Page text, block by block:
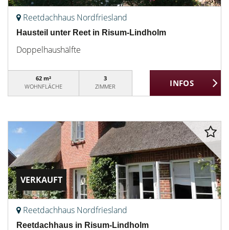
Reetdachhaus Nordfriesland
Hausteil unter Reet in Risum-Lindholm
Doppelhaushälfte
62 m²
WOHNFLÄCHE
3
ZIMMER
VERKAUFT
Reetdachhaus Nordfriesland
Reetdachhaus in Risum-Lindholm